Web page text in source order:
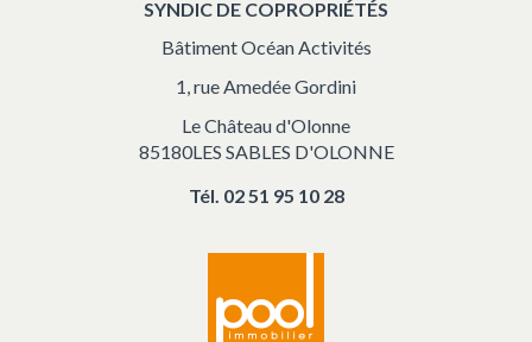
SYNDIC DE COPROPRIÉTÉS
Bâtiment Océan Activités
1, rue Amedée Gordini
Le Château d'Olonne
85180LES SABLES D'OLONNE
Tél. 02 51 95 10 28